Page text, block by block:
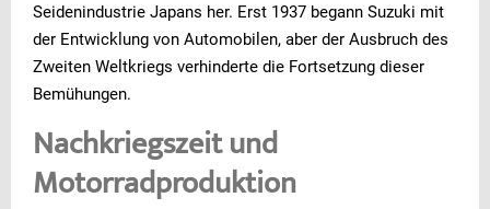
Seidenindustrie Japans her. Erst 1937 begann Suzuki mit
der Entwicklung von Automobilen, aber der Ausbruch des
Zweiten Weltkriegs verhinderte die Fortsetzung dieser
Bemühungen.
Nachkriegszeit und
Motorradproduktion